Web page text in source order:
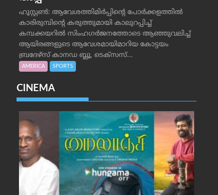
ഹൂസ്റ്റണ്‍: ആവേശത്തിമിര്‍പ്പിന്റെ പോര്‍ക്കളത്തില്‍
കാരിരുമ്പിന്റെ കരുത്തുമായി കാലുറപ്പിച്ച്
കമ്പക്കയറില്‍ സിംഹഗര്‍ജനത്തോടെ ആഞ്ഞുവലിച്ച്
ആയിരങ്ങളുടെ ആവേശമായിമാറിയ കോട്ടയം
ബ്രദേഴ്‌സ് കാനഡ ബ്ലൂ, ടെക്‌സസ്...
AMERICA SPORTS
CINEMA